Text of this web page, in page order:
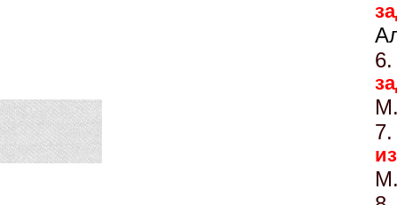
6.
7.